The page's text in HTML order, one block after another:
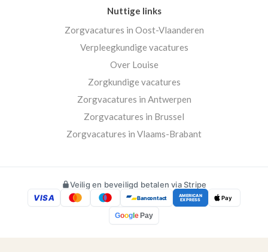
Nuttige links
Zorgvacatures in Oost-Vlaanderen
Verpleegkundige vacatures
Over Louise
Zorgkundige vacatures
Zorgvacatures in Antwerpen
Zorgvacatures in Brussel
Zorgvacatures in Vlaams-Brabant
Veilig en beveiligd betalen via Stripe
VISA
Bancontact AMERICAN
EXPRESS Pay
Googl e Pay